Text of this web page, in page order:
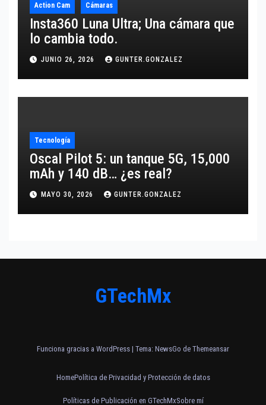
Action Cam Cámaras
Insta360 Luna Ultra; Una cámara que
lo cambia todo.
JUNIO 26, 2026 GUNTER.GONZALEZ
Tecnología
Oscal Pilot 5: un tanque 5G, 15,000
mAh y 140 dB… ¿es real?
MAYO 30, 2026 GUNTER.GONZALEZ
GTechMx
Funciona gracias a WordPress | Tema: NewsGo de Themeansar
HomePolítica de Privacidad y Protección de datos
Políticas de Publicación en GTechMxSobre mí